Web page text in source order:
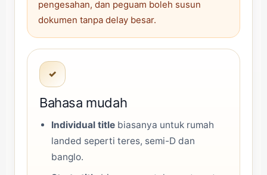
pengesahan, dan peguam boleh susun
dokumen tanpa delay besar.
✓
Bahasa mudah
Individual title biasanya untuk rumah
landed seperti teres, semi-D dan
banglo.